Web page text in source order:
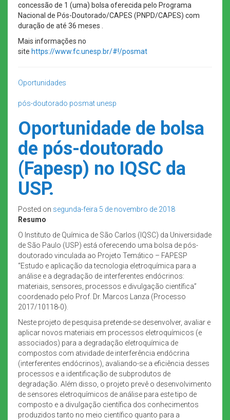
concessão de 1 (uma) bolsa oferecida pelo Programa
Nacional de Pós-Doutorado/CAPES (PNPD/CAPES) com
duração de até 36 meses .
Mais informações no
site https://www.fc.unesp.br/#!/posmat
Oportunidades
pós-doutorado posmat unesp
Oportunidade de bolsa
de pós-doutorado
(Fapesp) no IQSC da
USP.
Posted on segunda-feira 5 de novembro de 2018
Resumo
O Instituto de Química de São Carlos (IQSC) da Universidade
de São Paulo (USP) está oferecendo uma bolsa de pós-
doutorado vinculada ao Projeto Temático – FAPESP
“Estudo e aplicação da tecnologia eletroquímica para a
análise e a degradação de interferentes endócrinos:
materiais, sensores, processos e divulgação científica”
coordenado pelo Prof. Dr. Marcos Lanza (Processo
2017/10118-0).
Neste projeto de pesquisa pretende-se desenvolver, avaliar e
aplicar novos materiais em processos eletroquímicos (e
associados) para a degradação eletroquímica de
compostos com atividade de interferência endócrina
(interferentes endócrinos), avaliando-se a eficiência desses
processos e a identificação de subprodutos de
degradação. Além disso, o projeto prevê o desenvolvimento
de sensores eletroquímicos de análise para este tipo de
composto e a divulgação científica dos conhecimentos
produzidos tanto no meio científico quanto para a